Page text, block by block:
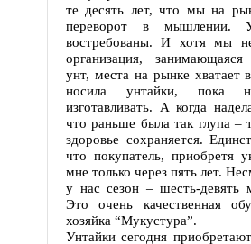
те десять лет, что мы на
переворот в мышлении.
востребованы. И хотя мы
организация, занимающаяся
унт, места на рынке хватает
носила унтайки, пока
изготавливать. А когда
что раньше была так глупа –
здоровье сохраняется.
что покупатель, приобретя
мне только через пять лет.
у нас сезон – шесть-девять
Это очень качественная
хозяйка “Мукустура”.
Унтайки сегодня